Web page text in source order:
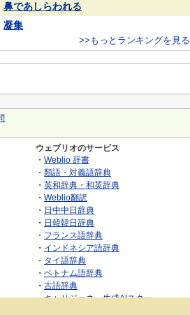
鼻であしらわれる
凝集
>>もっとランキングを見る
ウェブリオのサービス
・ Weblio 辞書
・ 類語・対義語辞典
・ 英和辞典・和英辞典
・ Weblio翻訳
・ 日中中日辞典
・ 日韓韓日辞典
・ フランス語辞典
・ インドネシア語辞典
・ タイ語辞典
・ ベトナム語辞典
・ 古語辞典
・キャリジェネ～生成AIスクー